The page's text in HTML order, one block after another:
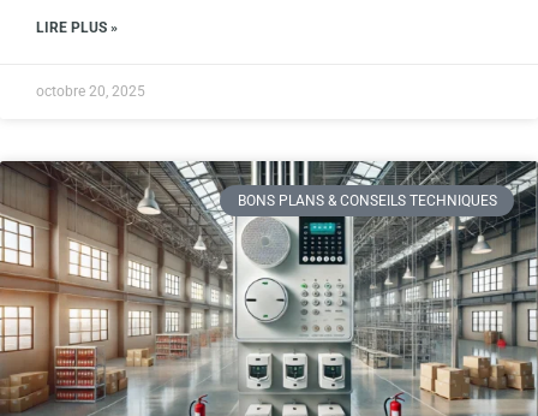
LIRE PLUS »
octobre 20, 2025
BONS PLANS & CONSEILS TECHNIQUES